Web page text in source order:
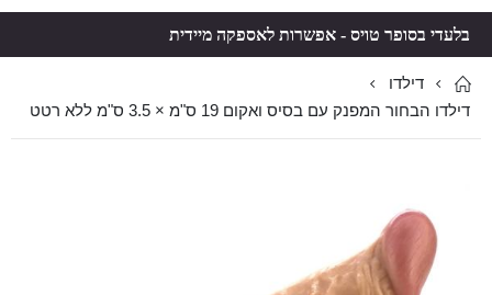
בלעדי בסופר טויס - אפשרות לאספקה מיידית
דילדו
דילדו הבחור המפנק עם בסיס ואקום 19 ס"מ × 3.5 ס"מ ללא רטט
גלריית
תמונות
להתחלה
גלריית
תמונות